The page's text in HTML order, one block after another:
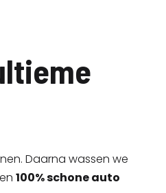
Daarna wassen we
100% schone auto